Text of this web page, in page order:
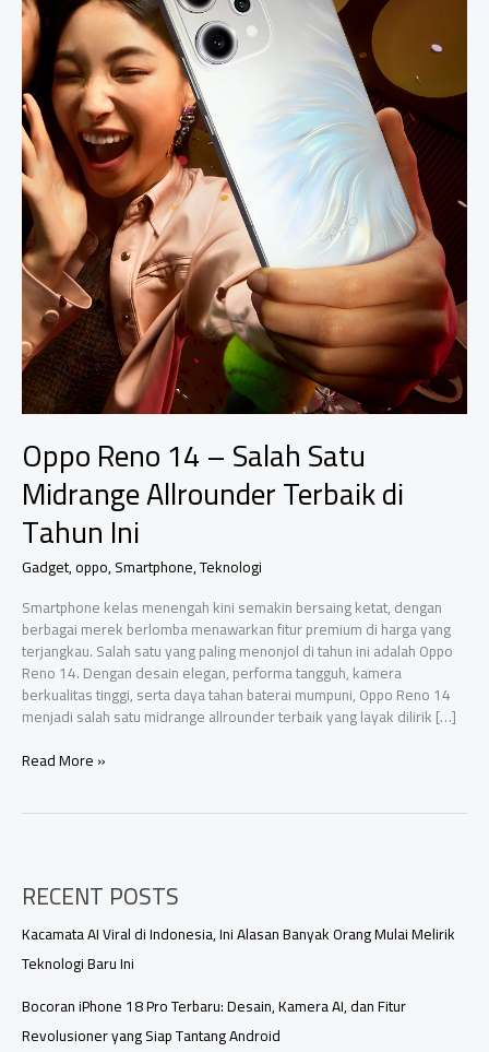
Oppo Reno 14 – Salah Satu
Midrange Allrounder Terbaik di
Tahun Ini
Gadget,oppo,Smartphone,Teknologi
Smartphone kelas menengah kini semakin bersaing ketat, dengan
berbagai merek berlomba menawarkan fitur premium di harga yang
terjangkau. Salah satu yang paling menonjol di tahun ini adalah Oppo
Reno 14. Dengan desain elegan, performa tangguh, kamera
berkualitas tinggi, serta daya tahan baterai mumpuni, Oppo Reno 14
menjadi salah satu midrange allrounder terbaik yang layak dilirik […]
Oppo
Midrange
Allrounder
Terbaik
di
Tahun
Ini
Read More »
RECENT POSTS
Kacamata AI Viral di Indonesia, Ini Alasan Banyak Orang Mulai Melirik
Teknologi Baru Ini
Bocoran iPhone 18 Pro Terbaru: Desain, Kamera AI, dan Fitur
Revolusioner yang Siap Tantang Android